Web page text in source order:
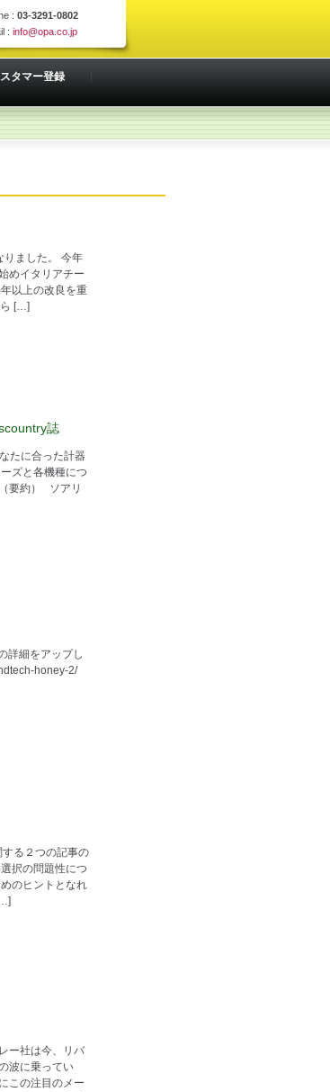
: 03-3291-0802
: info@opa.co.jp
タマー登録
りました。 今年
めイタリアチー
以上の改良を重
ら […]
誌
たに合った計器
ズと各機種につ
要約） ソアリ
詳細をアップし
honey-2/
る２つの記事の
択の問題性につ
のヒントとなれ
ー社は今、リバ
波に乗ってい
この注目のメー